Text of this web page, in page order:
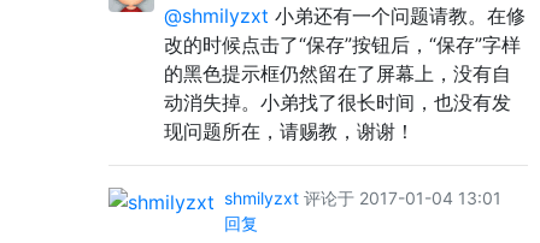
@shmilyzxt 小弟还有一个问题请教。在修
改的时候点击了“保存”按钮后，“保存”字样
的黑色提示框仍然留在了屏幕上，没有自
动消失掉。小弟找了很长时间，也没有发
现问题所在，请赐教，谢谢！
shmilyzxt 评论于 2017-01-04 13:01
回复